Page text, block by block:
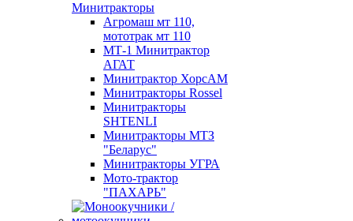
Минитракторы
Агромаш мт 110,
мототрак мт 110
МТ-1 Минитрактор
АГАТ
Минитрактор ХорсАМ
Минитракторы Rossel
Минитракторы
SHTENLI
Минитракторы МТЗ
"Беларус"
Минитракторы УГРА
Мото-трактор
"ПАХАРЬ"